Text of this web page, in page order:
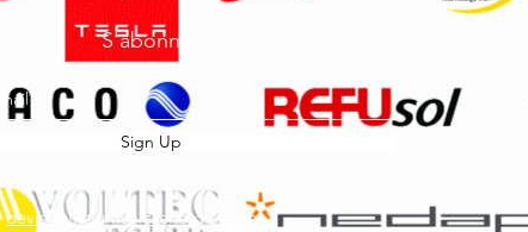
S'abonner
Sign Up
devis@siliciumsolarenergie.com